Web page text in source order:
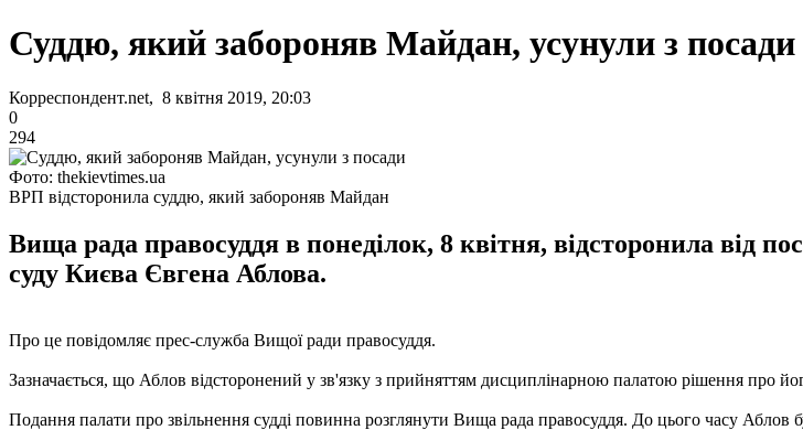
Суддю, який забороняв Майдан, усунули з посади
Корреспондент.net, 8 квітня 2019, 20:03
0
294
Фото: thekievtimes.ua
ВРП відсторонила суддю, який забороняв Майдан
Вища рада правосуддя в понеділок, 8 квітня, відсторонила від
суду Києва Євгена Аблова.
Про це повідомляє прес-служба Вищої ради правосуддя.
Зазначається, що Аблов відсторонений у зв'язку з прийняттям дисциплінарною палатою рішення про
Подання палати про звільнення судді повинна розглянути Вища рада правосуддя. До цього часу Аблов